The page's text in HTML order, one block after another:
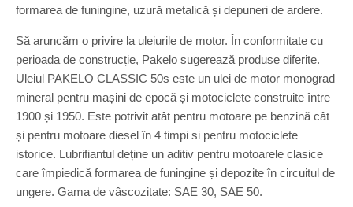
formarea de funingine, uzură metalică și depuneri de ardere.
Să aruncăm o privire la uleiurile de motor. În conformitate cu
perioada de construcție, Pakelo sugerează produse diferite.
Uleiul PAKELO CLASSIC 50s este un ulei de motor monograd
mineral pentru mașini de epocă și motociclete construite între
1900 și 1950. Este potrivit atât pentru motoare pe benzină cât
și pentru motoare diesel în 4 timpi si pentru motociclete
istorice. Lubrifiantul deține un aditiv pentru motoarele clasice
care împiedică formarea de funingine și depozite în circuitul de
ungere. Gama de vâscozitate: SAE 30, SAE 50.